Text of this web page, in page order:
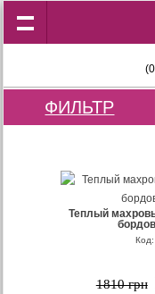
ФИЛЬТР
Теплый
1810 грн